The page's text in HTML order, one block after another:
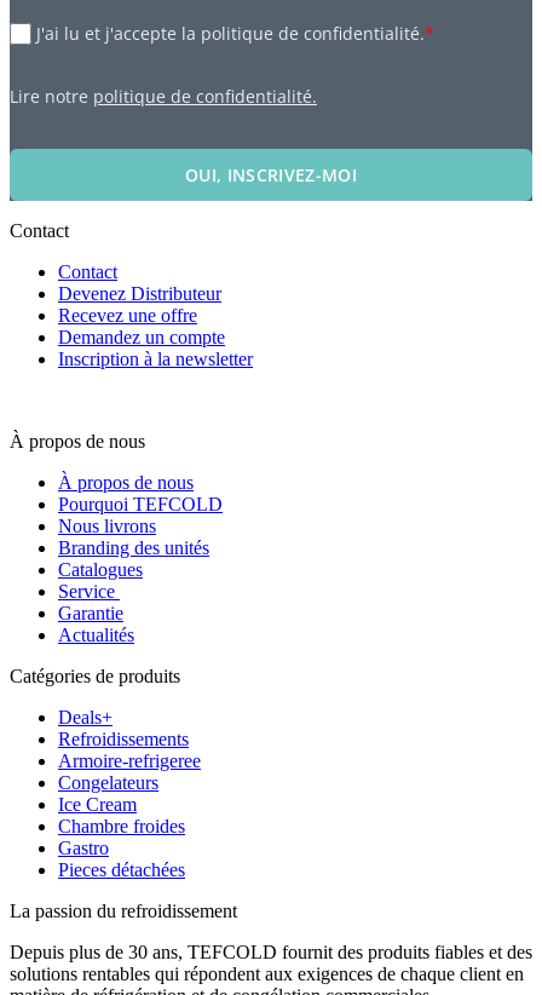
J'ai lu et j'accepte la politique de confidentialité.*
Lire notre politique de confidentialité.
OUI, INSCRIVEZ-MOI
Contact
Contact
Devenez Distributeur
Recevez une offre
Demandez un compte
Inscription à la newsletter
À propos de nous
À propos de nous
Pourquoi TEFCOLD
Nous livrons
Branding des unités
Catalogues
Service
Garantie
Actualités
Catégories de produits
Deals+
Refroidissements
Armoire-refrigeree
Congelateurs
Ice Cream
Chambre froides
Gastro
Pieces détachées
La passion du refroidissement
Depuis plus de 30 ans, TEFCOLD fournit des produits fiables et des
solutions rentables qui répondent aux exigences de chaque client en